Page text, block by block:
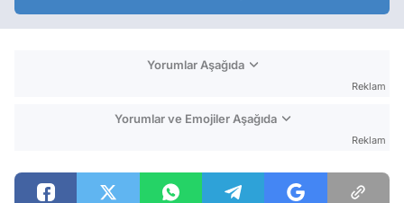
Yorumlar Aşağıda
Reklam
Yorumlar ve Emojiler Aşağıda
Reklam